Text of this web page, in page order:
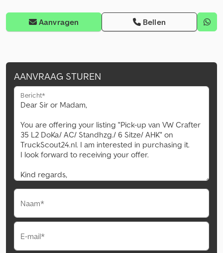
Aanvragen Bellen
AANVRAAG STUREN
Bericht*
Naam*
E-mail*